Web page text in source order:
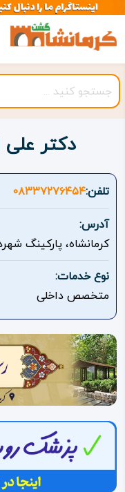
صفحه
اصلی
کرمانشاه
شهرستان
بیستون
روستاهای
هدف
اقامتگاه
ویدئو
درباره
ما
دکتر
تلفن:۰۸۳۳۷۲۷۶۴۵۴
آدرس:
کرمانشاه، پارکینگ
نوع خدمات:
متخصص داخلی